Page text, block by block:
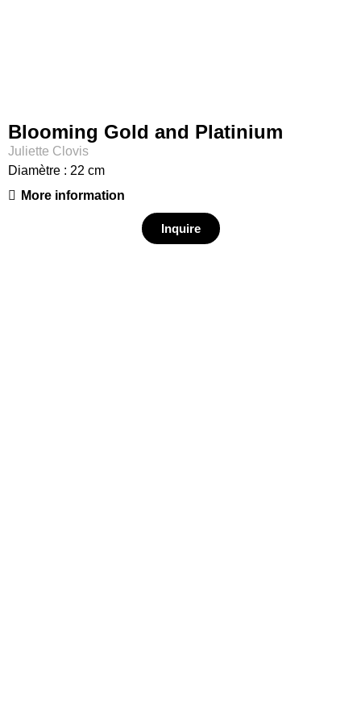
Blooming Gold and Platinium
Juliette Clovis
Diamètre : 22 cm
More information
Inquire